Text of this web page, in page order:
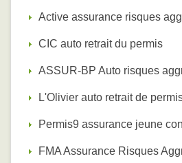
Active assurance risques
CIC auto retrait du permis
ASSUR-BP Auto risques
L'Olivier auto retrait de
Permis9 assurance jeune
FMA Assurance Risques